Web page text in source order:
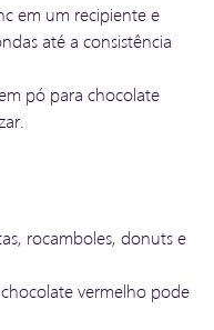
em um recipiente e
até a consistência
pó para chocolate
rocamboles, donuts e
vermelho pode